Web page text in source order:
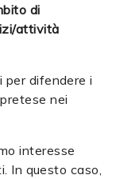
di
attività
per difendere i
nei
interesse
In questo caso,